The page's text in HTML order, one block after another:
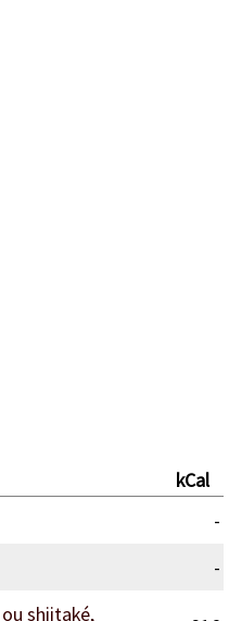
kCal
-
-
shiitaké,